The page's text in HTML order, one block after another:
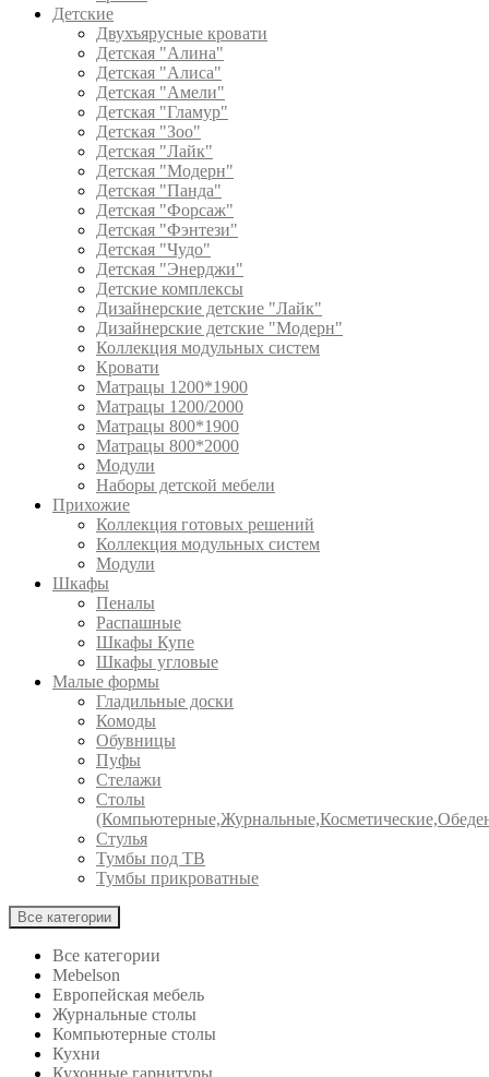
Детские
Двухъярусные кровати
Детская "Алина"
Детская "Алиса"
Детская "Амели"
Детская "Гламур"
Детская "Зоо"
Детская "Лайк"
Детская "Модерн"
Детская "Панда"
Детская "Форсаж"
Детская "Фэнтези"
Детская "Чудо"
Детская "Энерджи"
Детские комплексы
Дизайнерские детские "Лайк"
Дизайнерские детские "Модерн"
Коллекция модульных систем
Кровати
Матрацы 1200*1900
Матрацы 1200/2000
Матрацы 800*1900
Матрацы 800*2000
Модули
Наборы детской мебели
Прихожие
Коллекция готовых решений
Коллекция модульных систем
Модули
Шкафы
Пеналы
Распашные
Шкафы Купе
Шкафы угловые
Малые формы
Гладильные доски
Комоды
Обувницы
Пуфы
Стелажи
Столы
Стулья
Тумбы под ТВ
Тумбы прикроватные
Все категории
Все категории
Mebelson
Европейская мебель
Журнальные столы
Компьютерные столы
Кухни
Кухонные гарнитуры